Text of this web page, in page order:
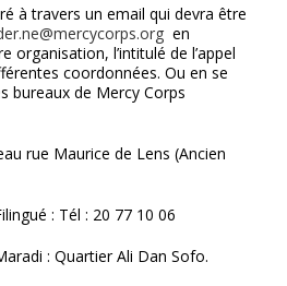
à travers un email qui devra être
en
organisation, l’intitulé de l’appel
coordonnées. Ou en se
bureaux de Mercy Corps
rue Maurice de Lens (Ancien
: Tél : 20 77 10 06
: Quartier Ali Dan Sofo.